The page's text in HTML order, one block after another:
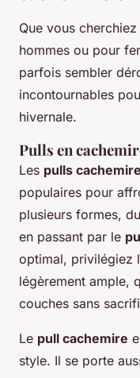
Que vous cherchiez
hommes ou pour
parfois sembler
incontournables
hivernale.
Pulls en
Les pulls cachemire
populaires pour
plusieurs formes,
en passant par le
optimal, privilégiez
légèrement ample,
couches sans
Le pull cachemire
style. Il se porte